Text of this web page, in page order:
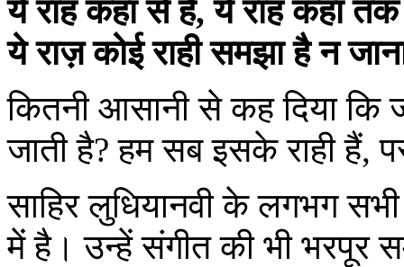
ये राह कहां से है, ये राह कहां
ये राज़ कोई राही समझा है न
कितनी आसानी से कह दिया कि
जाती है? हम सब इसके राही हैं,
साहिर लुधियानवी के लगभग
में है। उन्हें संगीत की भी भरपूर